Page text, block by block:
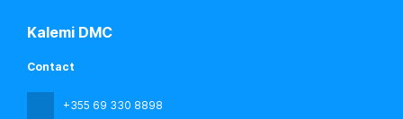
Kalemi DMC
Contact
+355 69 330 8898